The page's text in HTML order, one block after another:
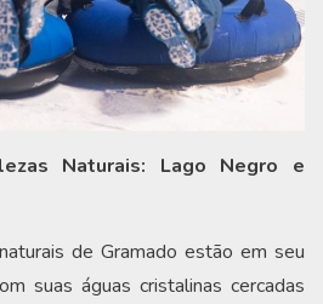
Naturais: Lago Negro e
de Gramado estão em seu
suas águas cristalinas cercadas